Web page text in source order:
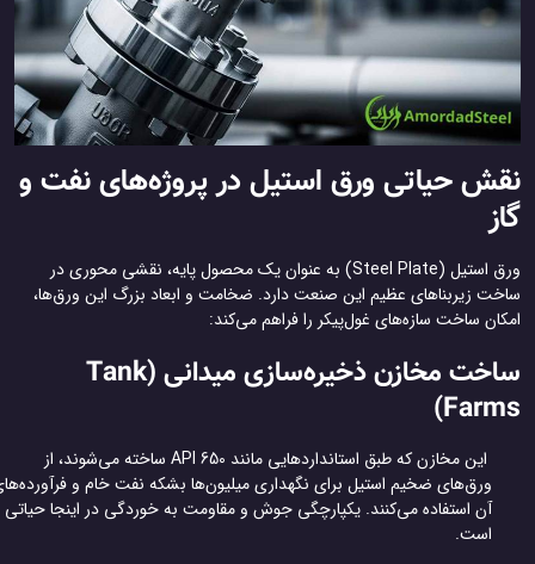
حیاتی ورق استیل در پروژه‌های نفت و
ورق استیل (Steel Plate) به عنوان یک محصول پایه، نقشی محوری در
زیربناهای عظیم این صنعت دارد. ضخامت و ابعاد بزرگ این ورق‌ها،
ساخت سازه‌های غول‌پیکر را فراهم می‌کند:
ساخت مخازن ذخیره‌سازی میدانی (Tank
این مخازن که طبق استانداردهایی مانند API 650 ساخته می‌شوند، از
ورق‌های ضخیم استیل برای نگهداری میلیون‌ها بشکه نفت خام و فرآورده‌های
آن استفاده می‌کنند. یکپارچگی جوش و مقاومت به خوردگی در اینجا حیاتی
است.